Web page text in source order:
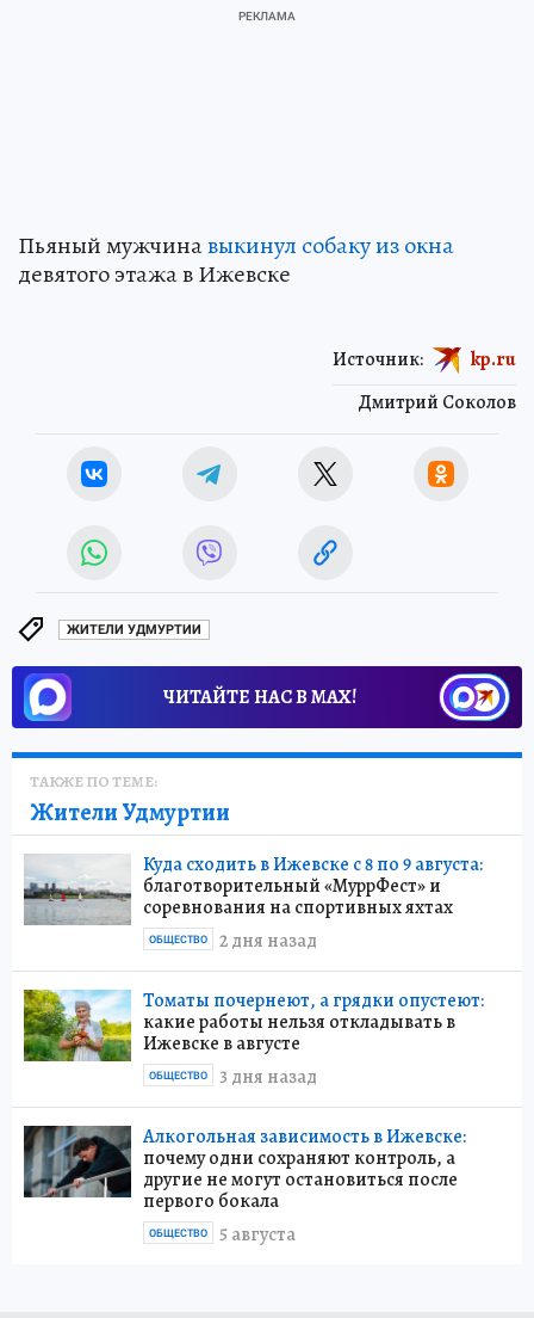
Пьяный мужчинавыкинул собаку из окна
девятого этажа в Ижевске
Дмитрий Соколов
Источник: kp.ru
ЖИТЕЛИ УДМУРТИИ
ЧИТАЙТЕ НАС В МАХ!
ТАКЖЕ ПО ТЕМЕ:
Жители Удмуртии
Куда сходить в Ижевске с 8 по 9 августа:
благотворительный «МуррФест» и
соревнования на спортивных яхтах
2 дня назад
ОБЩЕСТВО
Томаты почернеют, а грядки опустеют:
какие работы нельзя откладывать в
Ижевске в августе
3 дня назад
ОБЩЕСТВО
Алкогольная зависимость в Ижевске:
почему одни сохраняют контроль, а
другие не могут остановиться после
первого бокала
5 августа
ОБЩЕСТВО